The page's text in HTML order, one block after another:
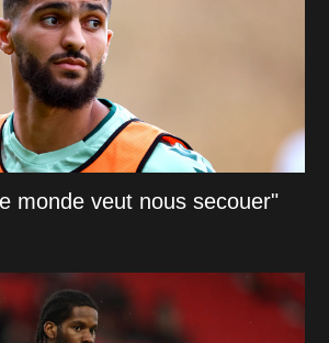
monde veut nous secouer"